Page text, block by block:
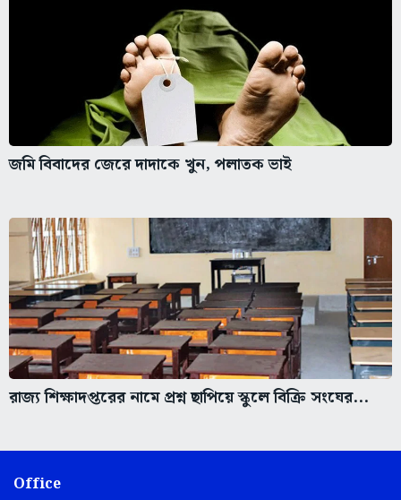
জমি বিবাদের জেরে দাদাকে খুন, পলাতক ভাই
রাজ্য শিক্ষাদপ্তরের নামে প্রশ্ন ছাপিয়ে স্কুলে বিক্রি সংঘের...
Office